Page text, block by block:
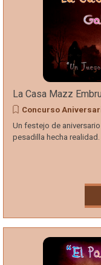
La Casa Mazz
Concurso
Un festejo de
pesadilla hecha realidad.